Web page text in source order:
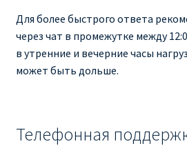
ПРИЛОЖЕНИЕ RYANAIR НА
ПРОВОЗ БАГАЖА RYANAIR –
РЕГИСТРАЦИЯ НА РЕЙС RYANAIR
Для более быстрого ответа
через чат в промежутке между
в утренние и вечерние часы
может быть дольше.
Телефонная